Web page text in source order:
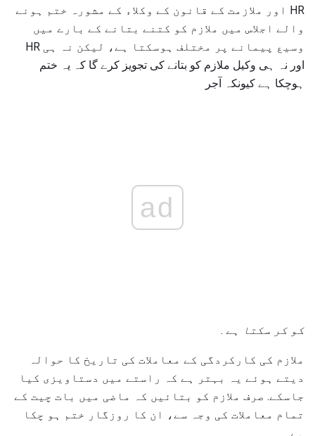
HR اور ملازمت کے قانون کے وکلاء کے مشورہ ختم ہونے
والے اجلاس میں ملازم کو کتنے بتانے کے بارے میں
وسیع پیمانے پر مختلف ہوسکتا ہے، لیکن نہ ہی HR
اور نہ ہی وکیل ملازم کو بتانے کی تجویز کرے گا کہ یہ ختم
ہوچکا ہے کیونکہ آجر
ad
کو کر سکتا ہے .
ملازم کی کارکردگی کے معاملات کی تاریخ کا حوالہ
دیتے ہوئے یہ بہتر ہے کہ راستے میں دستاویزی کیا
جاسکے. صرف ملازم کو بتائیں کہ ماضی میں بات چیت کے
تمام معاملات کی وجہ سے، ان کا روزگار ختم ہو چکا
ہے.